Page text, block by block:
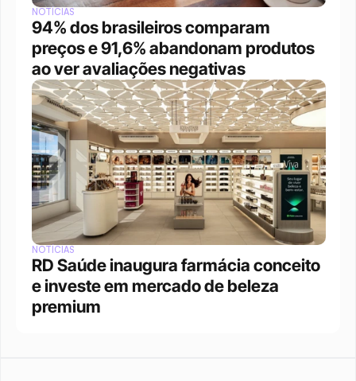
NOTÍCIAS
94% dos brasileiros comparam
preços e 91,6% abandonam produtos
ao ver avaliações negativas
NOTÍCIAS
RD Saúde inaugura farmácia conceito
e investe em mercado de beleza
premium